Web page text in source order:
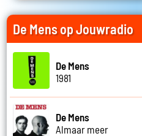
De Mens op Jouwradio
De Mens
1981
De Mens
Almaar meer